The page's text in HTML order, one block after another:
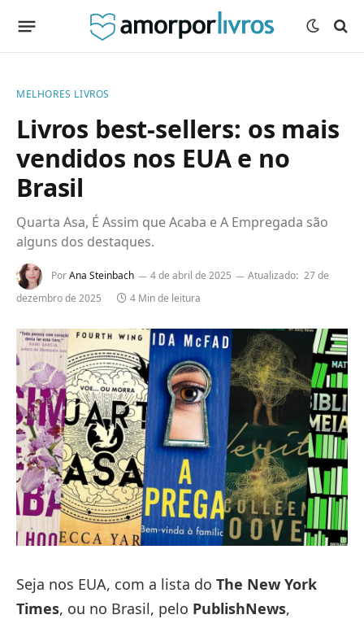
MELHORES LIVROS
Livros best-sellers: os mais
vendidos nos EUA e no
Brasil
Quarta Asa, É Assim que Acaba e A Empregada são
alguns dos destaques.
PorAna Steinbach 4 de abril de 2025 Atualizado: 27 de
dezembro de 2025
4 Min de leitura
Seja nos EUA, com a lista do The New York
Times, ou no Brasil, pelo PublishNews,